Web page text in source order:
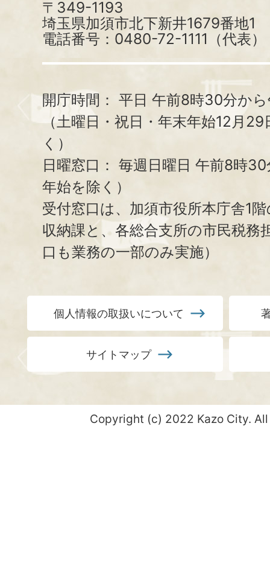
〒349-1193
埼玉県加須市北下新井1679番地1
電話番号：0480-72-1111（代表）
開庁時間： 平日 午前8時30分か
（土曜日・祝日・年末年始12月
く）
日曜窓口： 毎週日曜日 午前8時
年始を除く）
受付窓口は、加須市役所本庁舎1
収納課と、 各総合支所の市民税務
口も業務の一部のみ実施）
個人情報の取扱いについて
サイトマップ
Copyright (c) 2022 Kazo City.